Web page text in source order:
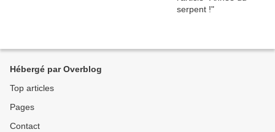
Hébergé par Overblog
Top articles
Pages
Contact